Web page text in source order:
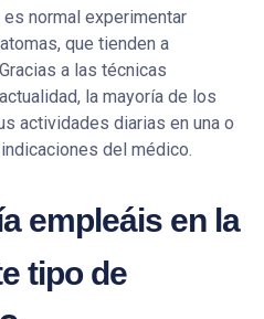
es normal experimentar
que tienden a
a las técnicas
la mayoría de los
actividades diarias en una o
del médico.
empleáis en la
tipo de